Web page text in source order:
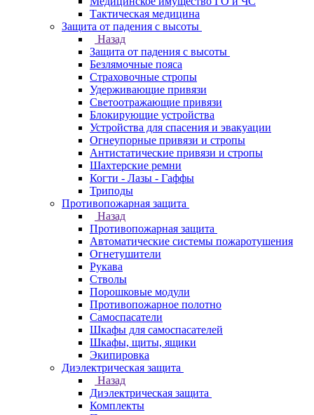
Тактическая медицина
Защита от падения с высоты
Назад
Защита от падения с высоты
Безлямочные пояса
Страховочные стропы
Удерживающие привязи
Светоотражающие привязи
Блокирующие устройства
Устройства для спасения и эвакуации
Огнеупорные привязи и стропы
Антистатические привязи и стропы
Шахтерские ремни
Когти - Лазы - Гаффы
Триподы
Противопожарная защита
Назад
Противопожарная защита
Автоматические системы пожаротушения
Огнетушители
Рукава
Стволы
Порошковые модули
Противопожарное полотно
Самоспасатели
Шкафы для самоспасателей
Шкафы, щиты, ящики
Экипировка
Диэлектрическая защита
Назад
Диэлектрическая защита
Комплекты